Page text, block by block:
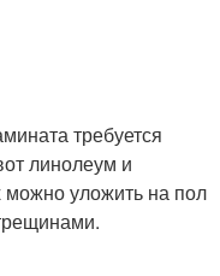
требуется
линолеум и
уложить на пол